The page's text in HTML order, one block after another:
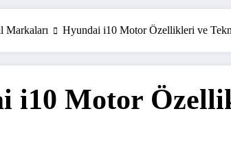
Markaları Hyundai i10 Motor Özellikleri ve
i10 Motor